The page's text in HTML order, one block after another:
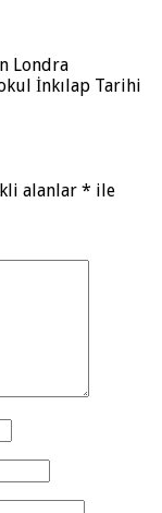
Londra
İnkılap Tarihi
alanlar * ile